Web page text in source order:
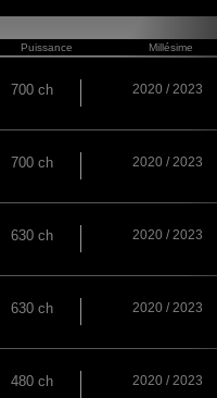
Puissance Millésime
700 ch 2020 / 2023
700 ch 2020 / 2023
630 ch 2020 / 2023
630 ch 2020 / 2023
480 ch 2020 / 2023